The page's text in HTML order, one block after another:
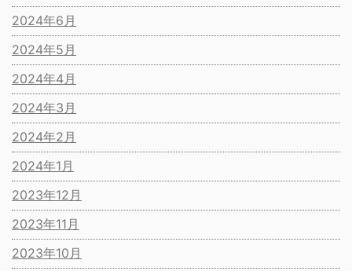
2024年6月
2024年5月
2024年4月
2024年3月
2024年2月
2024年1月
2023年12月
2023年11月
2023年10月